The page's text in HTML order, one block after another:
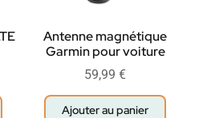
Antenne magnétique
Garmin pour voiture
59,99 €
Ajouter au panier